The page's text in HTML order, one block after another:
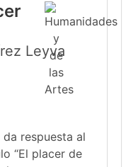
Leyva
respuesta al
“El placer de